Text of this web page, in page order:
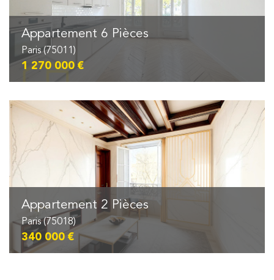
Appartement 6 Pièces
Paris (75011)
1 270 000 €
Appartement 2 Pièces
Paris (75018)
340 000 €